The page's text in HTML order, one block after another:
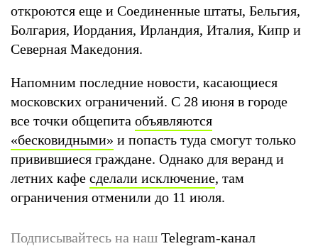
откроются еще и Соединенные штаты, Бельгия,
Болгария, Иордания, Ирландия, Италия, Кипр и
Северная Македония.
Напомним последние новости, касающиеся
московских ограничений. С 28 июня в городе
все точки общепита объявляются
«бесковидными» и попасть туда смогут только
привившиеся граждане. Однако для веранд и
летних кафе сделали исключение, там
ограничения отменили до 11 июля.
Подписывайтесь на наш Telegram-канал